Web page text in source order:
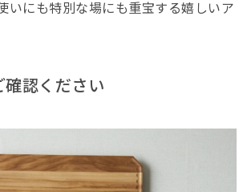
いにも特別な場にも重宝する嬉しいア
確認ください